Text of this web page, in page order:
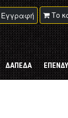
Εγγραφή Το
ΔΑΠΕΔΑ
AND